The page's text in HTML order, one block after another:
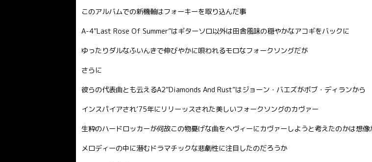
このアルバムでの新機軸はフォーキーを取り込んだ事
A-4”Last Rose Of Summer”はギターソロ以外は田舎風味の穏やかなアコギをバックに
ゆったりダルなふいんきで伸びやかに唄われるモロなフォークソングだが
さらに
彼らの代表曲とも云えるA2”Diamonds And Rust”はジョーン・バエズがボブ・ディランから
インスパイアされ’75年にリリーッスされた美しいフォークソングのカヴァー
生粋のハードロッカーが何故この物憂げな曲をヘヴィーにカヴァーしようと考えたのかは想
メロディーの中に潜むドラマチックな悲劇性に注目したのだろうか